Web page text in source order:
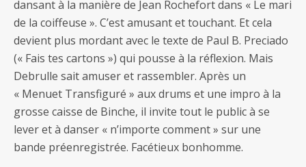
dansant à la manière de Jean Rochefort dans « Le mari
de la coiffeuse ». C’est amusant et touchant. Et cela
devient plus mordant avec le texte de Paul B. Preciado
(« Fais tes cartons ») qui pousse à la réflexion. Mais
Debrulle sait amuser et rassembler. Après un
« Menuet Transfiguré » aux drums et une impro à la
grosse caisse de Binche, il invite tout le public à se
lever et à danser « n’importe comment » sur une
bande préenregistrée. Facétieux bonhomme.